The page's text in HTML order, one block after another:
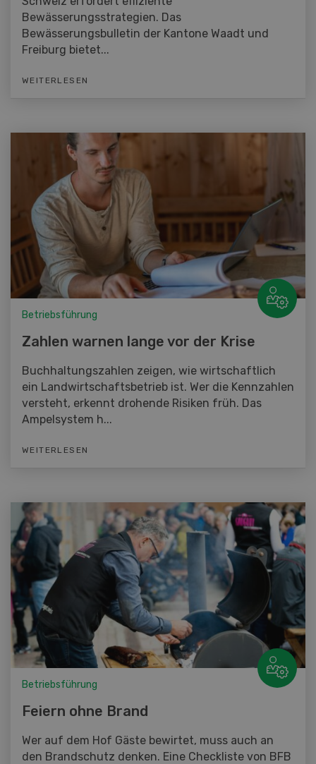
Bewässerungsstrategien. Das
Bewässerungsbulletin der Kantone Waadt und
Freiburg bietet...
WEITERLESEN
Betriebsführung
Zahlen warnen lange vor der Krise
Buchhaltungszahlen zeigen, wie wirtschaftlich
ein Landwirtschaftsbetrieb ist. Wer die Kennzahlen
versteht, erkennt drohende Risiken früh. Das
Ampelsystem h...
WEITERLESEN
Betriebsführung
Feiern ohne Brand
Wer auf dem Hof Gäste bewirtet, muss auch an
den Brandschutz denken. Eine Checkliste von BFB